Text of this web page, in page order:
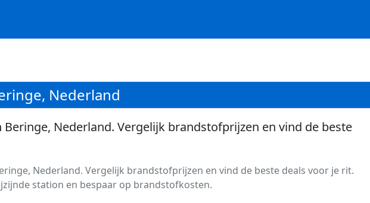
Nederland
Nederland. Vergelijk brandstofprijzen en vind de beste
Nederland. Vergelijk brandstofprijzen en vind de beste deals voor je rit.
station en bespaar op brandstofkosten.